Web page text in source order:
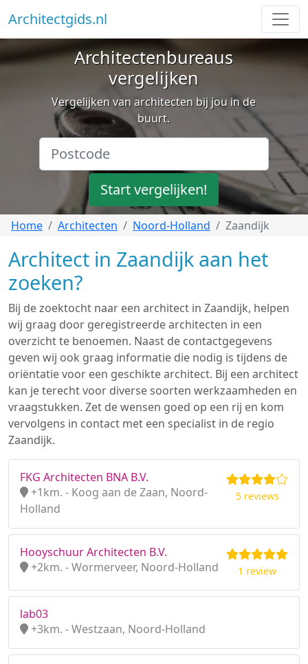
Architectgids.nl
Architectenbureaus
vergelijken
Vergelijken van architecten bij jou in de
buurt.
Start vergelijken!
Home Architecten Noord-Holland Zaandijk
Architect in Zaandijk aan het
zoeken?
Bij de zoektocht naar een architect in Zaandijk, helpen
wij graag door geregistreerde architecten in een
overzicht te benoemen. Naast de contactgegevens
geven wij ook graag informatie die nodig is tijdens de
oriëntatie voor een geschikte architect. Bij een architect
kan je terecht voor diverse soorten werkzaamheden en
vraagstukken. Zet de wensen goed op een rij en kom
vervolgens in contact met een specialist in de regio
Zaandijk.
FKG Architecten BNA B.V.
+1km. - Koog aan de Zaan, Noord-
Holland
5 reviews
Hooyschuur Architecten B.V.
+2km. - Wormerveer, Noord-Holland
1 review
lab03
+3km. - Westzaan, Noord-Holland